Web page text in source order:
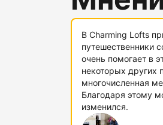
В Charming Lofts
путешественники
очень помогает в
некоторых других
многочисленная
Благодаря этому
изменился.